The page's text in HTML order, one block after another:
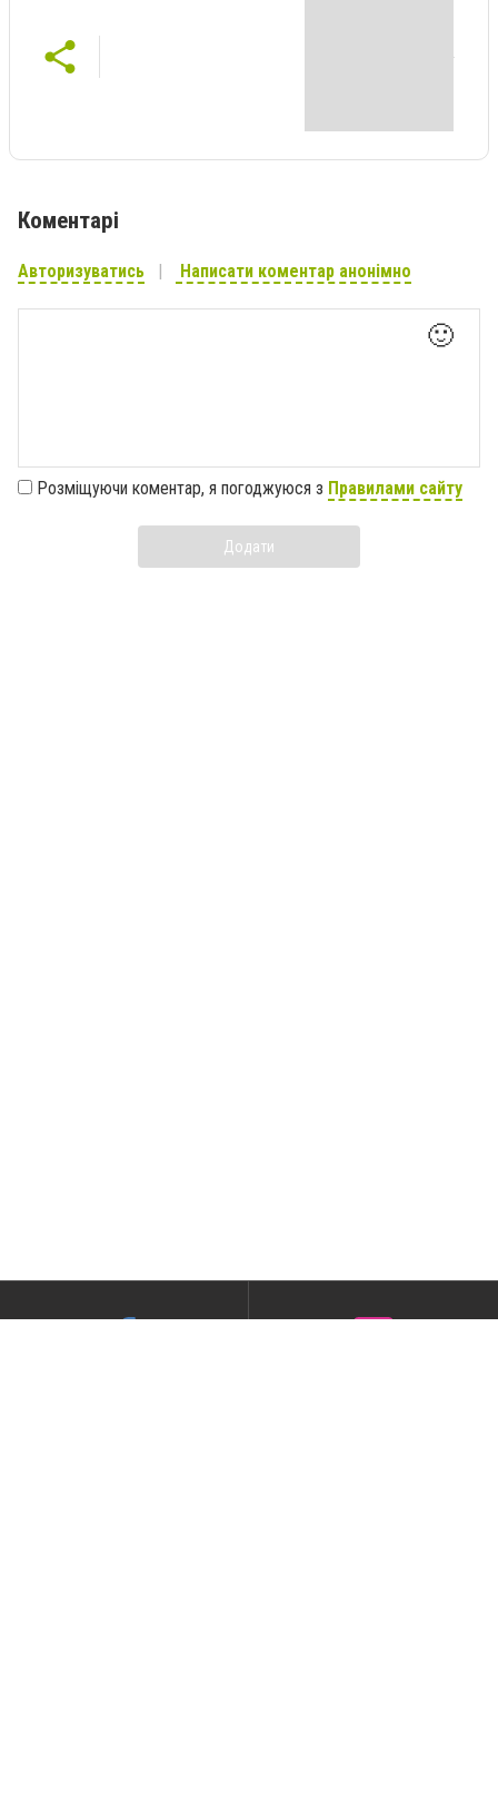
Коментарі
Авторизуватись Написати коментар анонімно
🙂
Розміщуючи коментар, я погоджуюся з Правилами сайту
Додати